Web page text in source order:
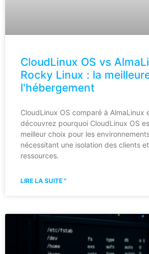
CloudLinux OS vs
Rocky Linux : la
l'hébergement
CloudLinux OS comparé à AlmaLinux
découvrez pourquoi CloudLinux OS
meilleur choix pour les
nécessitant une isolation des clients
ressources.
LIRE LA SUITE "